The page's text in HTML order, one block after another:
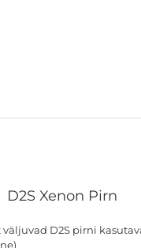
D2S Xenon Pirn
väljuvad D2S pirni